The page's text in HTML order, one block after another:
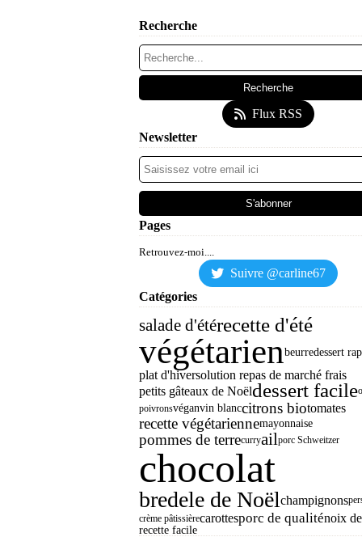
Recherche
Flux RSS
Newsletter
Pages
Retrouvez-moi....
Suivre @carline67
Catégories
salade d'étérecette d'été
végétarienbeurredessert
plat d'hiversolution repas de marché frais
petits gâteaux de Noëldessert facile
poivronsvéganvin blanccitrons biotomates
recette végétariennemayonnaise
pommes de terrecurryailporc Schweitzer
chocolat
bredele de Noëlchampignons
crème pâtissièrecarottesporc de qualiténoix
recette facile